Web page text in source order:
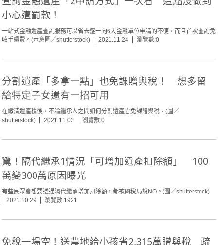
小心遭罰款！
一站式金融遺產查詢服務可以省去逐一向6大金融單位申請的不便，而且首次查詢免
收手續費。(示意圖／shutterstock)
2021.11.24 瀏覽數:0
分割遺產「多拿一點」也免課贈與稅！ 想多留
給特定子女還有一招可用
在繳清遺產稅後，不論繼承人之間如何分割遺產皆免課贈與稅。(圖／
shutterstock)
2021.11.03 瀏覽數:0
驚！隔代繼承1情況「可增加遺產扣除額」 100
萬變300萬原因曝光
有些民眾會想要透過隔代繼承增加扣除額，都被國稅局說NO。(圖／shutterstock)
2021.10.29
瀏覽數:1921
免稅一場空！送農地給小孩省2,315萬贈與稅 疏